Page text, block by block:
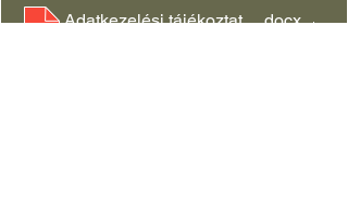
Adatkezelési .docx